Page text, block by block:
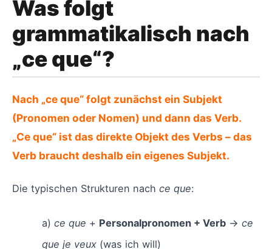
Was folgt
grammatikalisch nach
„ce que“?
Nach „ce que“ folgt zunächst ein Subjekt
(Pronomen oder Nomen) und dann das Verb.
„Ce que“ ist das direkte Objekt des Verbs – das
Verb braucht deshalb ein eigenes Subjekt.
Die typischen Strukturen nach ce que:
a) ce que + Personalpronomen + Verb→ ce
que je veux(was ich will)